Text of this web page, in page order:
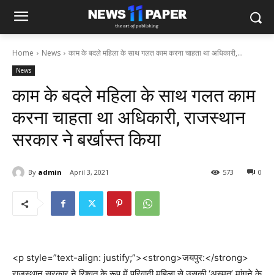
Home News काम के बदले महिला के साथ गलत काम करना चाहता था अधिकारी,...
News
काम के बदले महिला के साथ गलत काम
करना चाहता था अधिकारी, राजस्थान
सरकार ने बर्खास्त किया
By admin April 3, 2021 0
573
<p style=”text-align: justify;”><strong>जयपुर:</strong>